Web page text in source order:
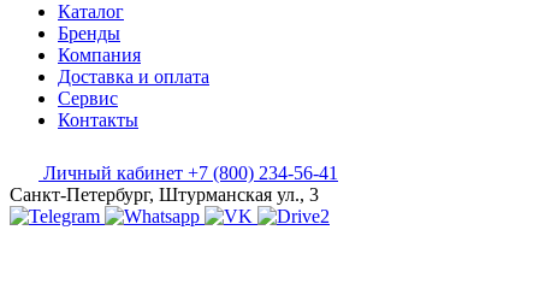
Каталог
Бренды
Компания
Доставка и оплата
Сервис
Контакты
Личный кабинет +7 (800) 234-56-41
Санкт-Петербург, Штурманская ул., 3